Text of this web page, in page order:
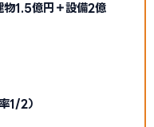
物1.5億円＋設備2億
1/2）